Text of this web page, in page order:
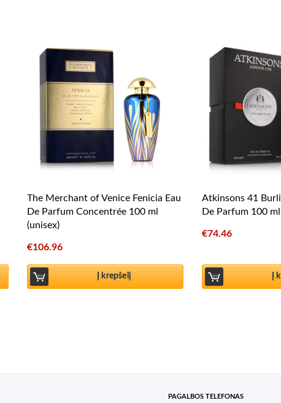
The Merchant of Venice Fenicia Eau
De Parfum Concentrée 100 ml
(unisex)
€106.96
Į krepšelį
Atkinsons 41
De Parfum 100
€74.46
Į
PAGALBOS TELEFONAS